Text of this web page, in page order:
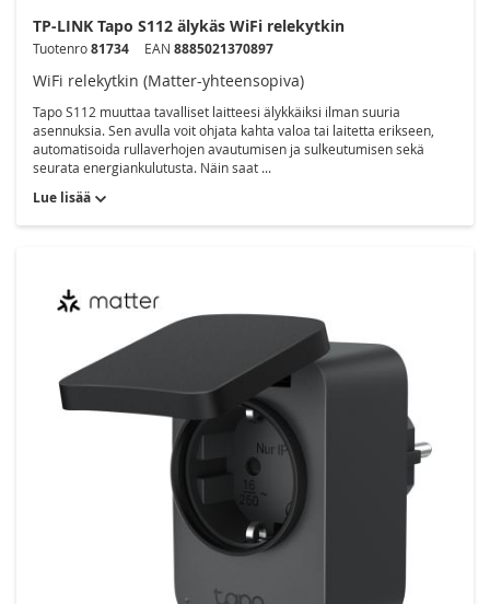
TP-LINK Tapo S112 älykäs WiFi relekytkin
Tuotenro81734 EAN 8885021370897
WiFi relekytkin (Matter-yhteensopiva)
Tapo S112 muuttaa tavalliset laitteesi älykkäiksi ilman suuria
asennuksia. Sen avulla voit ohjata kahta valoa tai laitetta erikseen,
automatisoida rullaverhojen avautumisen ja sulkeutumisen sekä
seurata energiankulutusta. Näin saat ...
Lue lisää